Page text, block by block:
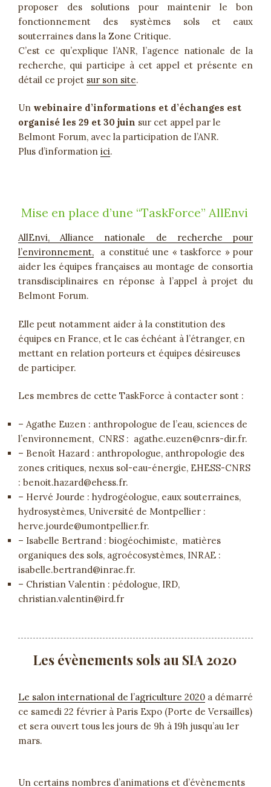
proposer des solutions pour maintenir le bon
fonctionnement des systèmes sols et eaux
souterraines dans la Zone Critique.
C’est ce qu’explique l’ANR, l’agence nationale de la
recherche, qui participe à cet appel et présente en
détail ce projet sur son site.
Un webinaire d’informations et d’échanges est
organisé les 29 et 30 juin sur cet appel par le
Belmont Forum, avec la participation de l’ANR.
Plus d’information ici.
Mise en place d’une “TaskForce” AllEnvi
AllEnvi, Alliance nationale de recherche pour
l’environnement, a constitué une « taskforce » pour
aider les équipes françaises au montage de consortia
transdisciplinaires en réponse à l’appel à projet du
Belmont Forum.
Elle peut notamment aider à la constitution des
équipes en France, et le cas échéant à l’étranger, en
mettant en relation porteurs et équipes désireuses
de participer.
Les membres de cette TaskForce à contacter sont :
– Agathe Euzen : anthropologue de l’eau, sciences de
l’environnement, CNRS : agathe.euzen@cnrs-dir.fr.
– Benoît Hazard : anthropologue, anthropologie des
zones critiques, nexus sol-eau-énergie, EHESS-CNRS
: benoit.hazard@ehess.fr.
– Hervé Jourde : hydrogéologue, eaux souterraines,
hydrosystèmes, Université de Montpellier :
herve.jourde@umontpellier.fr.
– Isabelle Bertrand : biogéochimiste, matières
organiques des sols, agroécosystèmes, INRAE :
isabelle.bertrand@inrae.fr.
– Christian Valentin : pédologue, IRD,
christian.valentin@ird.fr
Les évènements sols au SIA 2020
Le salon international de l’agriculture 2020 a démarré
ce samedi 22 février à Paris Expo (Porte de Versailles)
et sera ouvert tous les jours de 9h à 19h jusqu’au 1er
mars.
Un certains nombres d’animations et d’évènements